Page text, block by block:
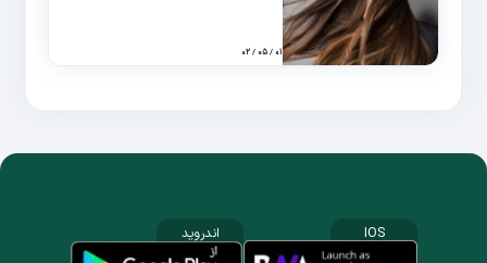
۰۱ / ۰۵ / ۰۲
IOS اندروید